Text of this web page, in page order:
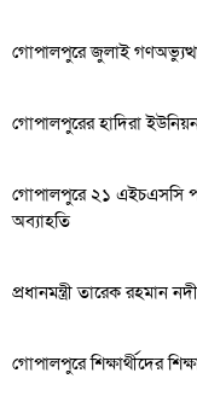
গোপালপুরে জুলাই
গোপালপুরের হাদিরা
গোপালপুরে ২১ এইচএসসি
অব্যাহতি
প্রধানমন্ত্রী তারেক রহমান
গোপালপুরে শিক্ষার্থীদের